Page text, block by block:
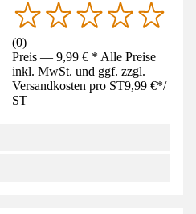
(0)
Preis — 9,99 € * Alle Preise
inkl. MwSt. und ggf. zzgl.
Versandkosten pro ST9,99 €*/
ST